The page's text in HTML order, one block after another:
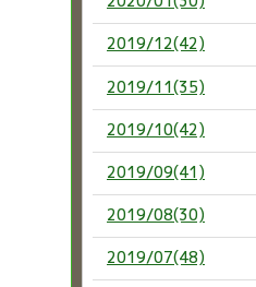
2019/12(42)
2019/11(35)
2019/10(42)
2019/09(41)
2019/08(30)
2019/07(48)